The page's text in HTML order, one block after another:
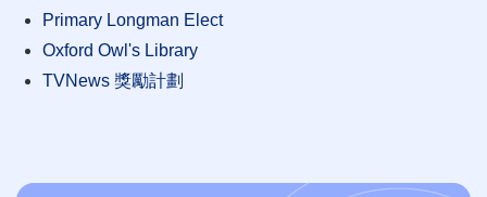
Primary Longman Elect
Oxford Owl's Library
TVNews 獎勵計劃